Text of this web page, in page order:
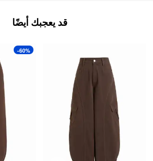
قد يعجبك أيضًا
-60%